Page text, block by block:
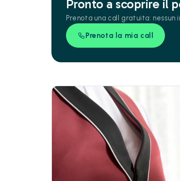
Pronto a scoprire il
Prenota una call gratuita:
Prenota la mia call